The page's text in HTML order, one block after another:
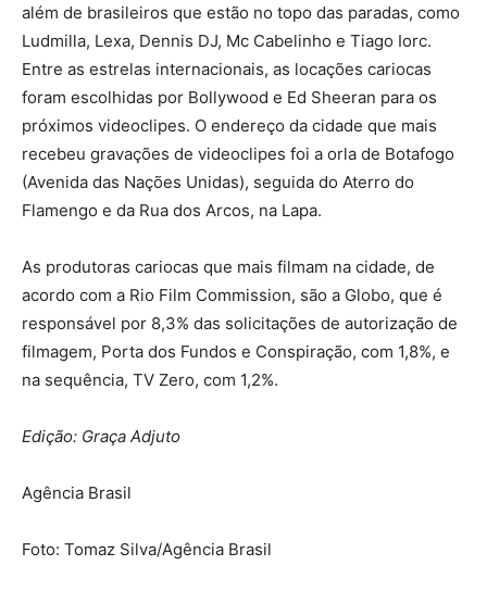
além de brasileiros que estão no topo das paradas, como
Ludmilla, Lexa, Dennis DJ, Mc Cabelinho e Tiago Iorc.
Entre as estrelas internacionais, as locações cariocas
foram escolhidas por Bollywood e Ed Sheeran para os
próximos videoclipes. O endereço da cidade que mais
recebeu gravações de videoclipes foi a orla de Botafogo
(Avenida das Nações Unidas), seguida do Aterro do
Flamengo e da Rua dos Arcos, na Lapa.
As produtoras cariocas que mais filmam na cidade, de
acordo com a Rio Film Commission, são a Globo, que é
responsável por 8,3% das solicitações de autorização de
filmagem, Porta dos Fundos e Conspiração, com 1,8%, e
na sequência, TV Zero, com 1,2%.
Edição: Graça Adjuto
Agência Brasil
Foto: Tomaz Silva/Agência Brasil